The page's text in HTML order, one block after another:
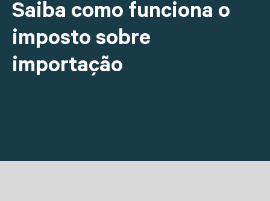
Saiba como funciona o
imposto sobre
importação